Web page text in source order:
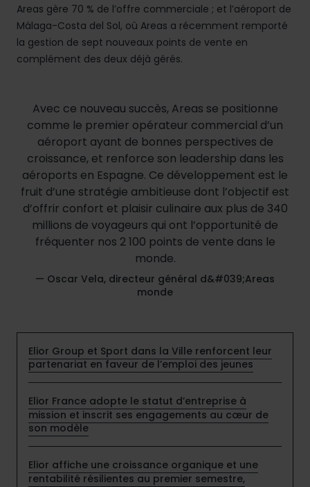
Areas gère 70 % de l’offre commerciale ; et l’aéroport de
Málaga-Costa del Sol, où Areas a récemment remporté
la gestion de sept nouveaux points de vente en
complément des deux déjà gérés.
Avec ce nouveau succès, Areas se positionne
comme le premier opérateur commercial d’un
aéroport ayant de bonnes perspectives de
croissance, et renforce son leadership dans les
aéroports en Espagne. Ce développement est le
fruit d’une stratégie ambitieuse dont l’objectif est
d’offrir confort et plaisir culinaire aux plus de 340
millions de voyageurs qui ont l’opportunité de
fréquenter nos 2 100 points de vente dans le
monde.
— Oscar Vela, directeur général d&#039;Areas
monde
Elior Group et Sport dans la Ville renforcent leur
partenariat en faveur de l’emploi des jeunes
Elior France adopte le statut d’entreprise à
mission et inscrit ses engagements au cœur de
son modèle
Elior affiche une croissance organique et une
rentabilité résilientes au premier semestre,